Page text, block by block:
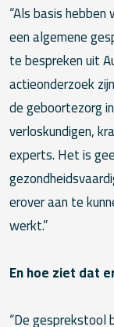
“Als basis
een algemene
te bespreken uit
actieonderzoek
de geboortezorg
verloskundigen,
experts. Het is
erover aan te
werkt.”
En hoe ziet dat
“De gesprekstool